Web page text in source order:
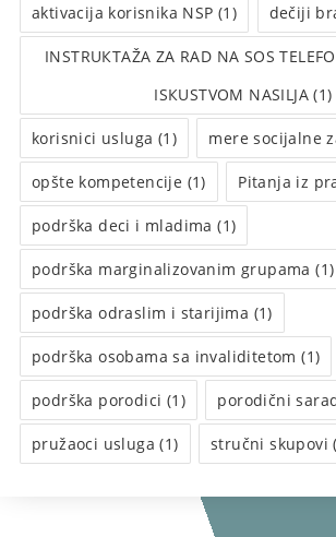
aktivacija korisnika NSP (1) dečiji
INSTRUКTAŽA ZA RAD NA SOS
ISКUSTVOM NASILJA (1)
korisnici usluga (1) mere socijalne
opšte kompetencije (1) Pitanja iz
podrška deci i mladima (1)
podrška marginalizovanim grupama (1)
podrška odraslim i starijima (1)
podrška osobama sa invaliditetom (1)
podrška porodici (1) porodični
pružaoci usluga (1) stručni skupovi